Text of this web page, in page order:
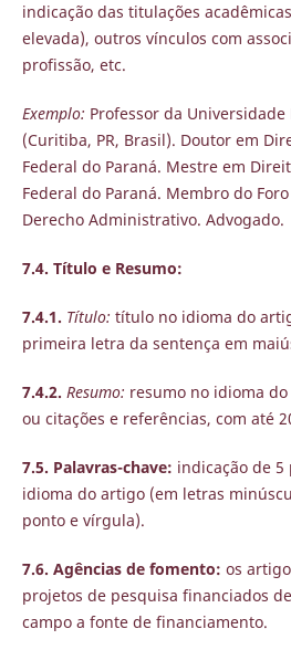
indicação das titulações
elevada), outros vínculos com
profissão, etc.
Exemplo: Professor da Universidade
(Curitiba, PR, Brasil). Doutor em
Federal do Paraná. Mestre em
Federal do Paraná. Membro do
Derecho Administrativo. Advogado.
7.4. Título e Resumo:
7.4.1. Título: título no idioma do
primeira letra da sentença em
7.4.2. Resumo: resumo no idioma
ou citações e referências, com até
7.5. Palavras-chave: indicação de 5
idioma do artigo (em letras
ponto e vírgula).
7.6. Agências de fomento: os
projetos de pesquisa financiados
campo a fonte de financiamento.